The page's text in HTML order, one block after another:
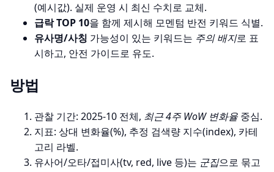
(예시값). 실제 운영 시 최신 수치로 교체.
급락 TOP 10을 함께 제시해 모멘텀 반전 키워드 식별.
유사명/사칭 가능성이 있는 키워드는 주의 배지로 표
시하고, 안전 가이드로 유도.
방법
관찰 기간: 2025-10 전체, 최근 4주 WoW 변화율 중심.
지표: 상대 변화율(%), 추정 검색량 지수(index), 카테
고리 라벨.
유사어/오타/접미사(tv, red, live 등)는 군집으로 묶고